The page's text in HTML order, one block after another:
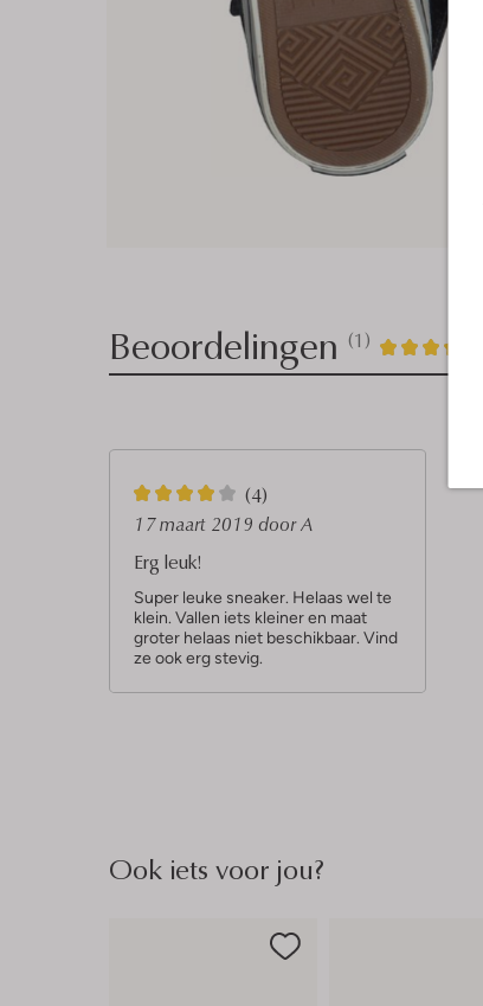
Beoordelingen (1) 1
4
4
S
t
e
r
r
e
(4)
17 maart 2019 door A
Erg leuk!
Super leuke sneaker. Helaas wel te
klein. Vallen iets kleiner en maat
groter helaas niet beschikbaar. Vind
ze ook erg stevig.
Ook iets voor jou?